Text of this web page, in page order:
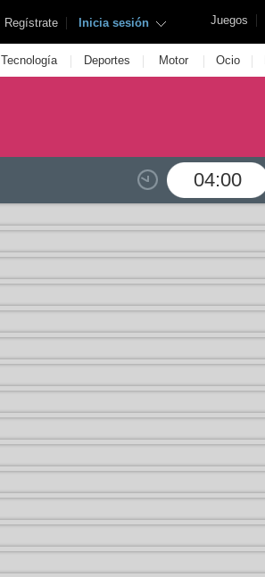
Juegos |
Regístrate | Inicia sesión
Tecnología | Deportes | Motor | Ocio |
04:00